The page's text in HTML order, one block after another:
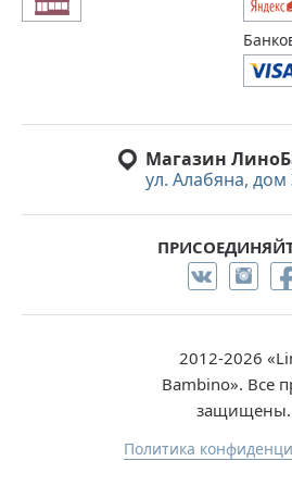
Магазин
ул. Алабяна, дом
2012-2026
Bambino». Все
защищены.
Политика